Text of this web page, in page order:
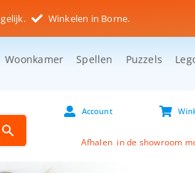
Winkelen in Borne.
Woonkamer Spellen Puzzels
Account
Afhalen in de showroom